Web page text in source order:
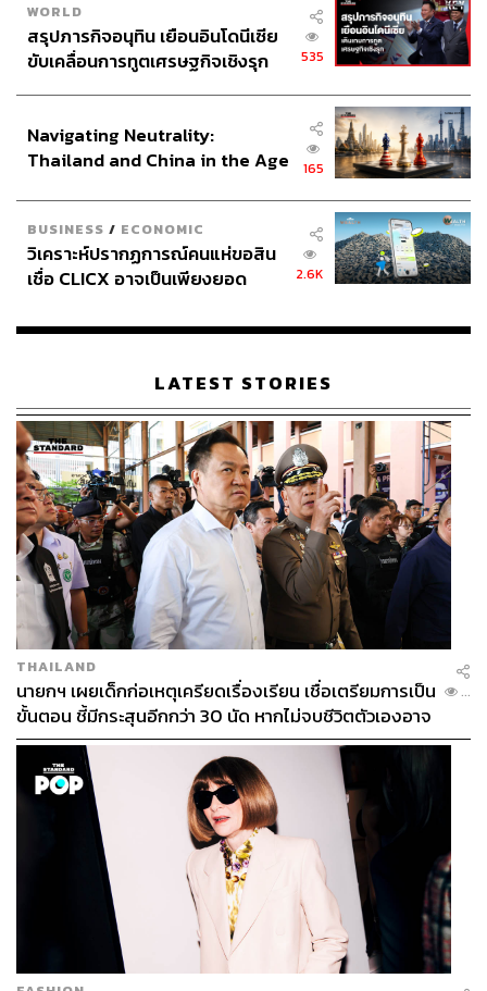
WORLD
สรุปภารกิจอนุทิน เยือนอินโดนีเซีย
ขับเคลื่อนการทูตเศรษฐกิจเชิงรุก
535
Navigating Neutrality:
Thailand and China in the Age
165
BUSINESS / ECONOMIC
วิเคราะห์ปรากฏการณ์คนแห่ขอสิน
เชื่อ CLICX อาจเป็นเพียงยอด
เรือนไทยที่ถูกซุกไว้
2.6K
LATEST STORIES
THAILAND
นายกฯ เผยเด็กก่อเหตุเครียดเรื่องเรียน เชื่อเตรียมการเป็น
ขั้นตอน ชี้มีกระสุนอีกกว่า 30 นัด หากไม่จบชีวิตตัวเองอาจ
สูญเสียเพิ่ม
...